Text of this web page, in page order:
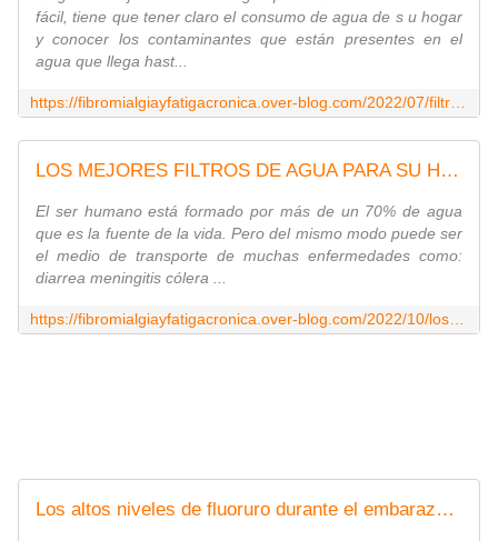
fácil, tiene que tener claro el consumo de agua de s u hogar
y conocer los contaminantes que están presentes en el
agua que llega hast...
LOS MEJORES FILTROS DE AGUA PARA SU HOGAR - Medicina Real D. Karim A Nesr
El ser humano está formado por más de un 70% de agua
que es la fuente de la vida. Pero del mismo modo puede ser
el medio de transporte de muchas enfermedades como:
diarrea meningitis cólera ...
Los altos niveles de fluoruro durante el embarazo se relacionan con un coeficiente intelectual más bajo en los niños - Medicina Real D. Karim A Nesr